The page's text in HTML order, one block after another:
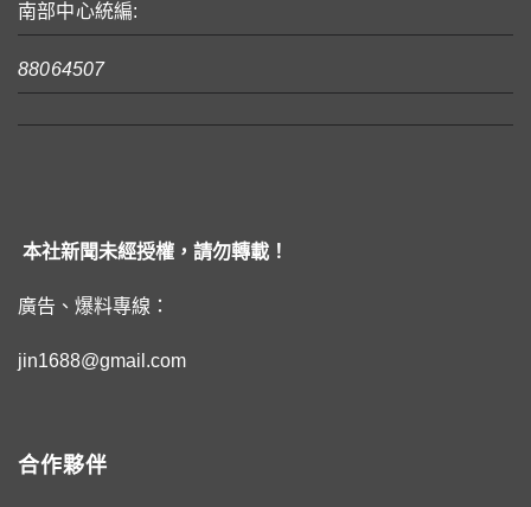
南部中心統編:
88064507
本社新聞未經授權，請勿轉載！
廣告、爆料專線：
jin1688@gmail.com
合作夥伴